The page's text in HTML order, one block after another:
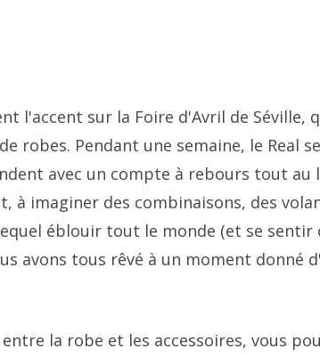
l'accent sur la Foire d'Avril de Séville,
robes. Pendant une semaine, le Real
avec un compte à rebours tout au
à imaginer des combinaisons, des
éblouir tout le monde (et se
avons tous rêvé à un moment donné
la robe et les accessoires, vous